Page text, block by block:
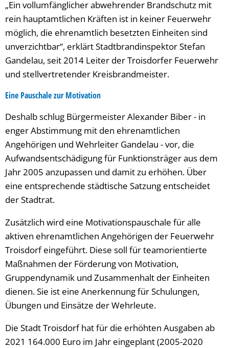
„Ein vollumfänglicher abwehrender Brandschutz mit
rein hauptamtlichen Kräften ist in keiner Feuerwehr
möglich, die ehrenamtlich besetzten Einheiten sind
unverzichtbar“, erklärt Stadtbrandinspektor Stefan
Gandelau, seit 2014 Leiter der Troisdorfer Feuerwehr
und stellvertretender Kreisbrandmeister.
Eine Pauschale zur Motivation
Deshalb schlug Bürgermeister Alexander Biber - in
enger Abstimmung mit den ehrenamtlichen
Angehörigen und Wehrleiter Gandelau - vor, die
Aufwandsentschädigung für Funktionsträger aus dem
Jahr 2005 anzupassen und damit zu erhöhen. Über
eine entsprechende städtische Satzung entscheidet
der Stadtrat.
Zusätzlich wird eine Motivationspauschale für alle
aktiven ehrenamtlichen Angehörigen der Feuerwehr
Troisdorf eingeführt. Diese soll für teamorientierte
Maßnahmen der Förderung von Motivation,
Gruppendynamik und Zusammenhalt der Einheiten
dienen. Sie ist eine Anerkennung für Schulungen,
Übungen und Einsätze der Wehrleute.
Die Stadt Troisdorf hat für die erhöhten Ausgaben ab
2021 164.000 Euro im Jahr eingeplant (2005-2020